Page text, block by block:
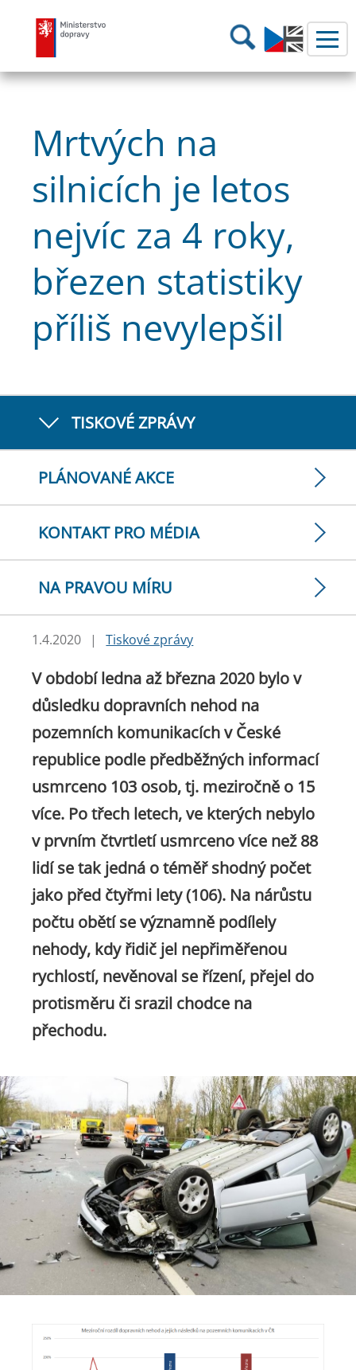
Ministerstvo dopravy Hledání
Mrtvých na
silnicích je letos
nejvíc za 4 roky,
březen statistiky
příliš nevylepšil
TISKOVÉ ZPRÁVY
PLÁNOVANÉ AKCE
KONTAKT PRO MÉDIA
NA PRAVOU MÍRU
1.4.2020 | Tiskové zprávy
V období ledna až března 2020 bylo v
důsledku dopravních nehod na
pozemních komunikacích v České
republice podle předběžných informací
usmrceno 103 osob, tj. meziročně o 15
více. Po třech letech, ve kterých nebylo
v prvním čtvrtletí usmrceno více než 88
lidí se tak jedná o téměř shodný počet
jako před čtyřmi lety (106). Na nárůstu
počtu obětí se významně podílely
nehody, kdy řidič jel nepřiměřenou
rychlostí, nevěnoval se řízení, přejel do
protisměru či srazil chodce na
přechodu.